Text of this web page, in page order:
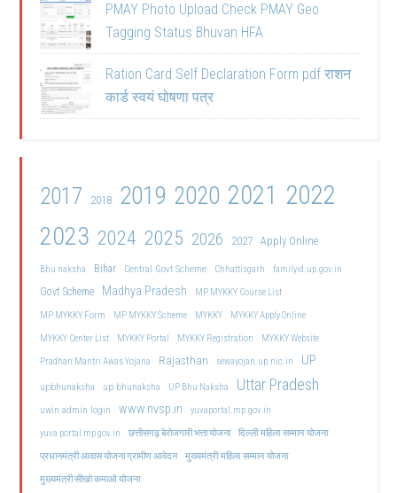
PMAY Photo Upload Check PMAY Geo
Tagging Status Bhuvan HFA
Ration Card Self Declaration Form pdf राशन
कार्ड स्वयं घोषणा पत्र
2017 2018 2019 2020 2021 2022
2023 2024 2025 2026 2027 Apply Online
Bhu naksha Bihar Central Govt Scheme Chhattisgarh familyid.up.gov.in
Govt Scheme Madhya Pradesh
MP MYKKY Course List
MP MYKKY Form
MP MYKKY Scheme MYKKY
MYKKY Apply Online
MYKKY Center List
MYKKY Portal MYKKY Registration
MYKKY Website
Pradhan Mantri Awas Yojana
Rajasthan sewayojan.up.nic.in UP
upbhunaksha up bhunaksha UP Bhu Naksha Uttar Pradesh
uwin admin login www.nvsp.in
yuvaportal.mp.gov.in
yuva portal mp gov.in
छत्तीसगढ़ बेरोजगारी भत्ता योजना दिल्ली महिला सम्मान योजना
प्रधानमंत्री आवास योजना ग्रामीण आवेदन मुख्यमंत्री महिला सम्मान योजना
मुख्यमंत्री सीखो कमाओ योजना